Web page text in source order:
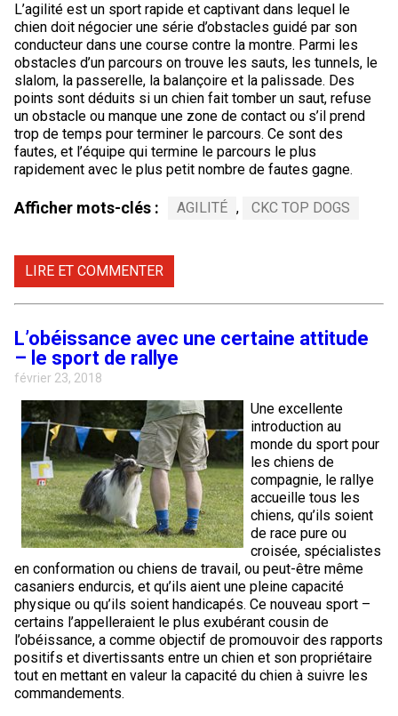
L’agilité est un sport rapide et captivant dans lequel le
chien doit négocier une série d’obstacles guidé par son
conducteur dans une course contre la montre. Parmi les
obstacles d’un parcours on trouve les sauts, les tunnels, le
slalom, la passerelle, la balançoire et la palissade. Des
points sont déduits si un chien fait tomber un saut, refuse
un obstacle ou manque une zone de contact ou s’il prend
trop de temps pour terminer le parcours. Ce sont des
fautes, et l’équipe qui termine le parcours le plus
rapidement avec le plus petit nombre de fautes gagne.
Afficher mots-clés : AGILITÉ , CKC TOP DOGS
LIRE ET COMMENTER
L’obéissance avec une certaine attitude
– le sport de rallye
février 23, 2018
Une excellente
introduction au
monde du sport pour
les chiens de
compagnie, le rallye
accueille tous les
chiens, qu’ils soient
de race pure ou
croisée, spécialistes
en conformation ou chiens de travail, ou peut-être même
casaniers endurcis, et qu’ils aient une pleine capacité
physique ou qu’ils soient handicapés. Ce nouveau sport –
certains l’appelleraient le plus exubérant cousin de
l’obéissance, a comme objectif de promouvoir des rapports
positifs et divertissants entre un chien et son propriétaire
tout en mettant en valeur la capacité du chien à suivre les
commandements.